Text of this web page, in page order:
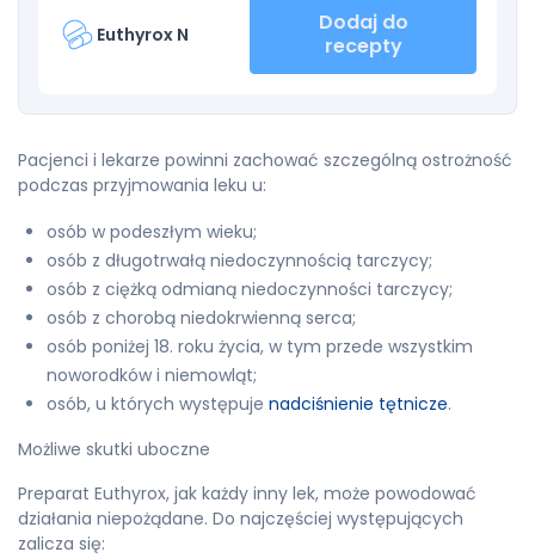
Euthyrox N
Dodaj do
recepty
Pacjenci i lekarze powinni zachować szczególną ostrożność
podczas przyjmowania leku u:
osób w podeszłym wieku;
osób z długotrwałą niedoczynnością tarczycy;
osób z ciężką odmianą niedoczynności tarczycy;
osób z chorobą niedokrwienną serca;
osób poniżej 18. roku życia, w tym przede wszystkim
noworodków i niemowląt;
osób, u których występuje nadciśnienie tętnicze.
Możliwe skutki uboczne
Preparat Euthyrox, jak każdy inny lek, może powodować
działania niepożądane. Do najczęściej występujących
zalicza się: